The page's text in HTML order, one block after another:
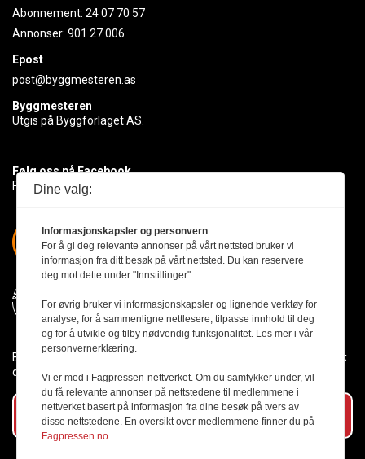
Abonnement: 24 07 70 57
Annonser: 901 27 006
Epost
post@byggmesteren.as
Byggmesteren
Utgis på Byggforlaget AS.
Følg oss på Facebook
Få med deg det siste innen byggebransjen
Byggmesteren følger Vær Varsom-plakaten og presseetikken slik
den er nedfelt i Redaktørplakaten.
Abonner på vårt nyhetsbrev
Dine valg:
Informasjonskapsler og personvern
For å gi deg relevante annonser på vårt nettsted bruker vi
informasjon fra ditt besøk på vårt nettsted. Du kan reservere
deg mot dette under "Innstillinger".
For øvrig bruker vi informasjonskapsler og lignende verktøy for
analyse, for å sammenligne nettlesere, tilpasse innhold til deg
og for å utvikle og tilby nødvendig funksjonalitet. Les mer i vår
personvernerklæring.
Vi er med i Fagpressen-nettverket. Om du samtykker under, vil
du få relevante annonser på nettstedene til medlemmene i
nettverket basert på informasjon fra dine besøk på tvers av
disse nettstedene. En oversikt over medlemmene finner du på
Fagpressen.no.